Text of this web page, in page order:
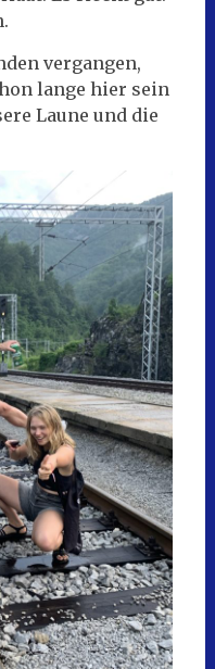
vergangen,
lange hier sein
Laune und die